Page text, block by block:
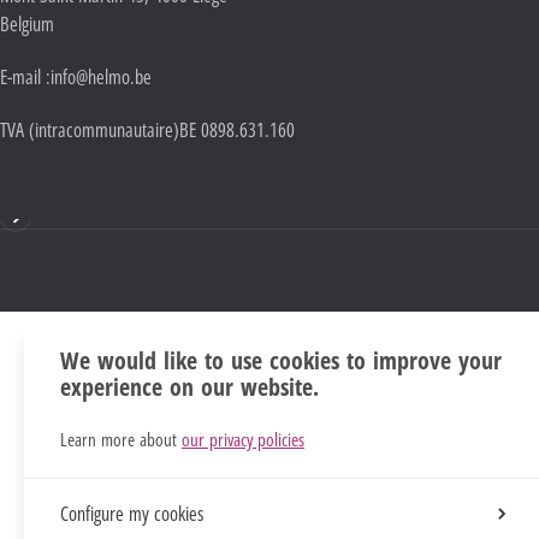
Belgium
E-mail :info@helmo.be
TVA (intracommunautaire)BE 0898.631.160
We would like to use cookies to improve your
experience on our website.
Learn more about our privacy policies
Configure my cookies